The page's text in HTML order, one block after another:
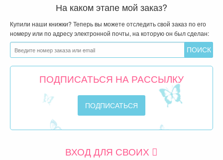
На каком этапе мой заказ?
Купили наши книжки? Теперь вы можете отследить свой заказ по его
номеру или по адресу электронной почты, на которую он был сделан:
ПОДПИСАТЬСЯ НА РАССЫЛКУ
ВХОД ДЛЯ СВОИХ